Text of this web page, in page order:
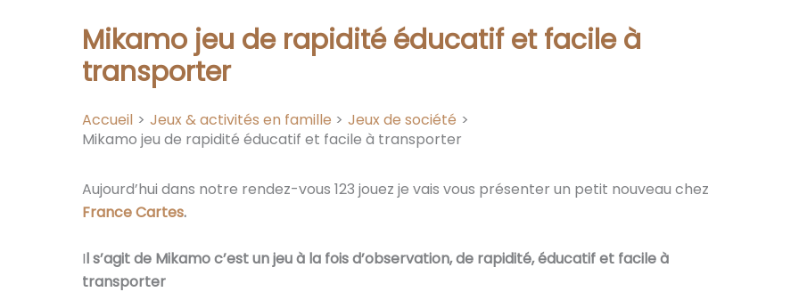
Mikamo jeu de rapidité éducatif et facile à
transporter
Accueil Jeux & activités en famille
Jeux de société
Mikamo jeu de rapidité éducatif et facile à transporter
Aujourd’hui dans notre rendez-vous 123 jouez je vais vous présenter un petit nouveau chez
France Cartes.
Il s’agit de Mikamo c’est un jeu à la fois d’observation, de rapidité, éducatif et facile à
transporter